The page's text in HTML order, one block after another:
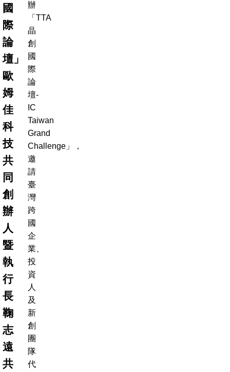
國
際
論
壇」
歐
姆
佳
科
技
共
同
創
辦
人
暨
執
行
長
鞠
志
遠
共
辦
「TTA
晶
創
國
際
論
壇-
IC
Taiwan
Grand
Challenge」，
邀
請
臺
灣
跨
國
企
業、
投
資
人
及
新
創
團
隊
代